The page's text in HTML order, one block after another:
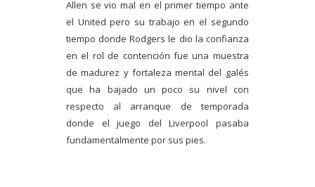
Allen se vio mal en el primer tiempo ante
el United pero su trabajo en el segundo
tiempo donde Rodgers le dio la confianza
en el rol de contención fue una muestra
de madurez y fortaleza mental del galés
que ha bajado un poco su nivel con
respecto al arranque de temporada
donde el juego del Liverpool pasaba
fundamentalmente por sus pies.